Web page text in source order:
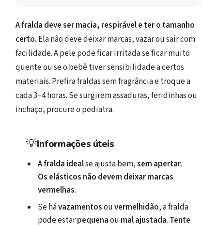
A fralda deve ser macia, respirável e ter o tamanho
certo. Ela não deve deixar marcas, vazar ou sair com
facilidade. A pele pode ficar irritada se ficar muito
quente ou se o bebê tiver sensibilidade a certos
materiais. Prefira fraldas sem fragrância e troque a
cada 3–4 horas. Se surgirem assaduras, feridinhas ou
inchaço, procure o pediatra.
💡Informações úteis
A fralda idealse ajusta bem,sem apertar.
Os elásticos não devem deixar marcas
vermelhas.
Se hávazamentosouvermelhidão, a fralda
pode estarpequenaou mal ajustada. Tente